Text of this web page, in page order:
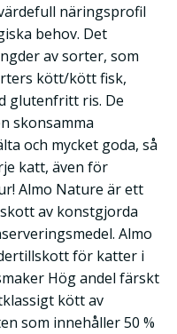
näringsprofil
behov. Det
av sorter, som
kött/kött fisk,
glutenfritt ris. De
skonsamma
och mycket goda, så
katt, även för
Almo Nature är ett
av konstgjorda
Almo
för katter i
Hög andel färskt
kött av
som innehåller 50 %